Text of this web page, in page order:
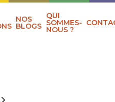
NOS
BLOGS
QUI
SOMMES-
NOUS ?